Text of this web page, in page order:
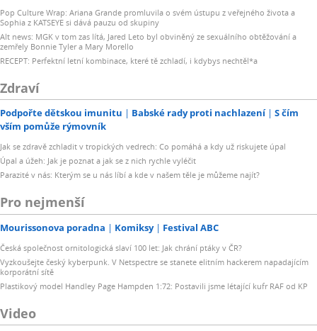
Pop Culture Wrap: Ariana Grande promluvila o svém ústupu z veřejného života a
Sophia z KATSEYE si dává pauzu od skupiny
Alt news: MGK v tom zas lítá, Jared Leto byl obviněný ze sexuálního obtěžování a
zemřely Bonnie Tyler a Mary Morello
RECEPT: Perfektní letní kombinace, které tě zchladí, i kdybys nechtěl*a
Zdraví
Podpořte dětskou imunitu Babské rady proti nachlazení
S čím
vším pomůže rýmovník
Jak se zdravě zchladit v tropických vedrech: Co pomáhá a kdy už riskujete úpal
Úpal a úžeh: Jak je poznat a jak se z nich rychle vyléčit
Parazité v nás: Kterým se u nás líbí a kde v našem těle je můžeme najít?
Pro nejmenší
Mourissonova poradna Komiksy Festival ABC
Česká společnost ornitologická slaví 100 let: Jak chrání ptáky v ČR?
Vyzkoušejte český kyberpunk. V Netspectre se stanete elitním hackerem napadajícím
korporátní sítě
Plastikový model Handley Page Hampden 1:72: Postavili jsme létající kufr RAF od KP
Video